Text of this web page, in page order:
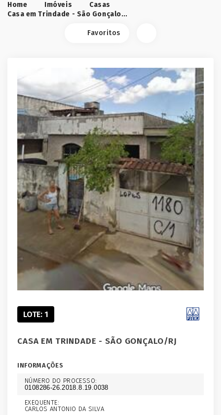
Home Imóveis Casas
Casa em Trindade - São Gonçalo/RJ
Favoritos
LOTE: 1
CASA EM TRINDADE - SÃO GONÇALO/RJ
INFORMAÇÕES
NÚMERO DO PROCESSO:
EXEQUENTE:
CARLOS ANTONIO DA SILVA